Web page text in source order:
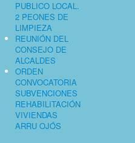
PUBLICO LOCAL.
2 PEONES DE
LIMPIEZA
REUNIÓN DEL
CONSEJO DE
ALCALDES
ORDEN
CONVOCATORIA
SUBVENCIONES
REHABILITACIÓN
VIVIENDAS
ARRU OJÓS